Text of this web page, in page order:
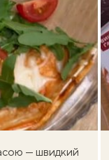
— швидкий